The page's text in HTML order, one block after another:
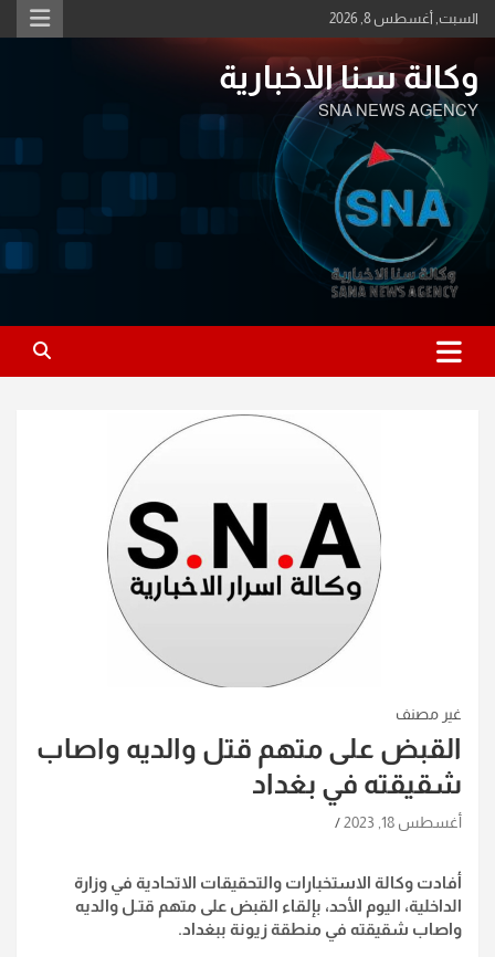
Skip
to
السبت, أغسطس 8, 2026
وكالة سنا الاخبارية
SNA NEWS AGENCY
غير مصنف
القبض على متهم قتل والديه واصاب
شقيقته في بغداد
أغسطس 18, 2023
أفادت وكالة الاستخبارات والتحقيقات الاتحادية في وزارة
الداخلية، اليوم الأحد، بإلقاء القبض على متهم قتـل والديه
واصاب شقيقته في منطقة زيونة ببغداد.